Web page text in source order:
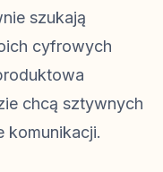
szukają
cyfrowych
chcą sztywnych
komunikacji.